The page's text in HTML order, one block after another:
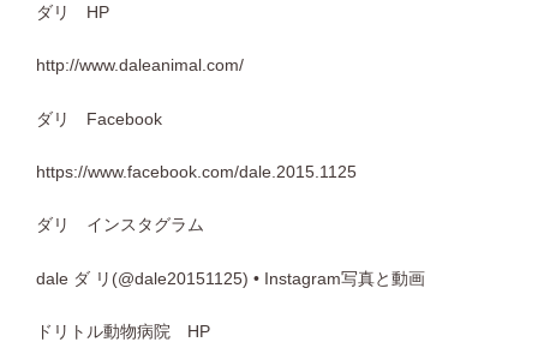
ダリ HP
http://www.daleanimal.com/
ダリ Facebook
https://www.facebook.com/dale.2015.1125
ダリ インスタグラム
dale ダ リ(@dale20151125) • Instagram写真と動画
ドリトル動物病院 HP